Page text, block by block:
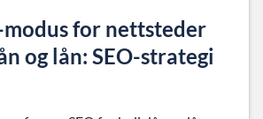
for nettsteder
og lån: SEO-strategi